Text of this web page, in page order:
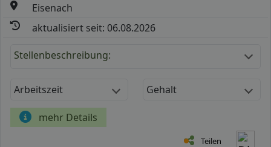
Eisenach
aktualisiert seit: 06.08.2026
Stellenbeschreibung:
Arbeitszeit Gehalt
mehr Details
Teilen